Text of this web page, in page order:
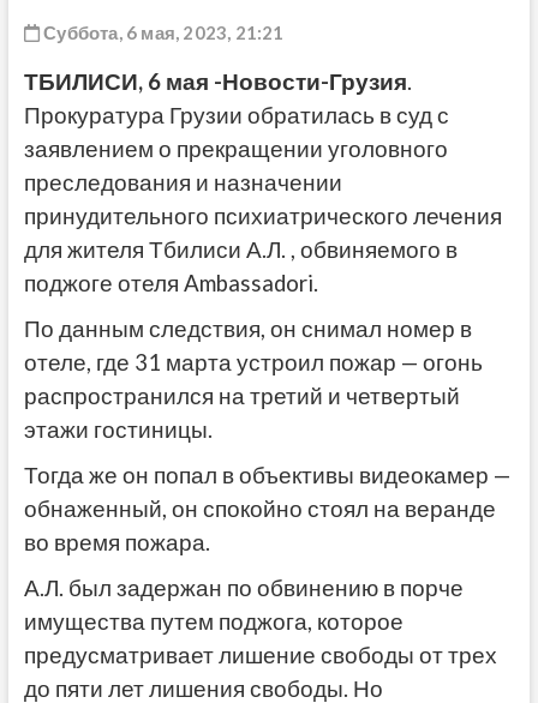
Суббота, 6 мая, 2023, 21:21
ТБИЛИСИ, 6 мая -Новости-Грузия.
Прокуратура Грузии обратилась в суд с
заявлением о прекращении уголовного
преследования и назначении
принудительного психиатрического лечения
для жителя Тбилиси А.Л. , обвиняемого в
поджоге отеля Ambassadori.
По данным следствия, он снимал номер в
отеле, где 31 марта устроил пожар — огонь
распространился на третий и четвертый
этажи гостиницы.
Тогда же он попал в объективы видеокамер —
обнаженный, он спокойно стоял на веранде
во время пожара.
А.Л. был задержан по обвинению в порче
имущества путем поджога, которое
предусматривает лишение свободы от трех
до пяти лет лишения свободы. Но